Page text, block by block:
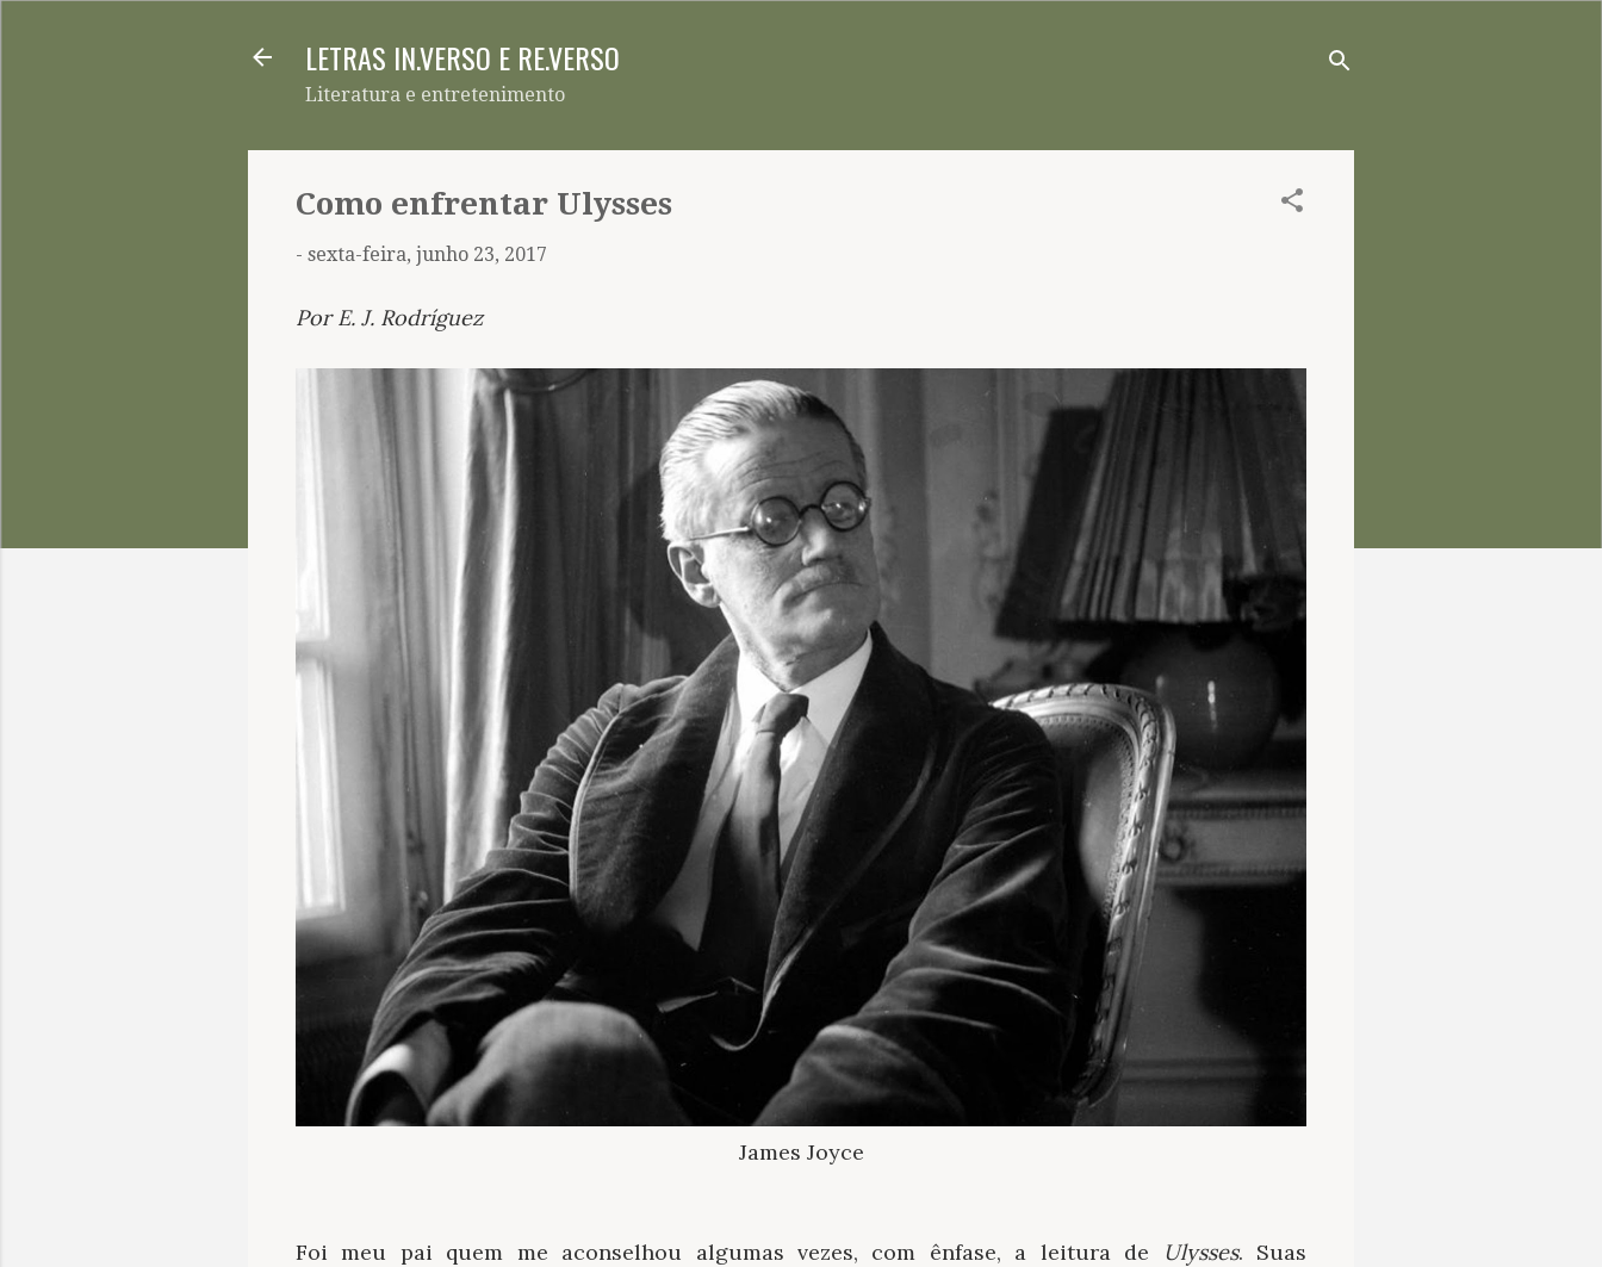
LETRAS IN.VERSO E RE.VERSO
Literatura e entretenimento
Como enfrentar Ulysses
- sexta-feira, junho 23, 2017
Por E. J. Rodríguez
James Joyce
Foi meu pai quem me aconselhou algumas vezes, com ênfase, a leitura de Ulysses. Suas